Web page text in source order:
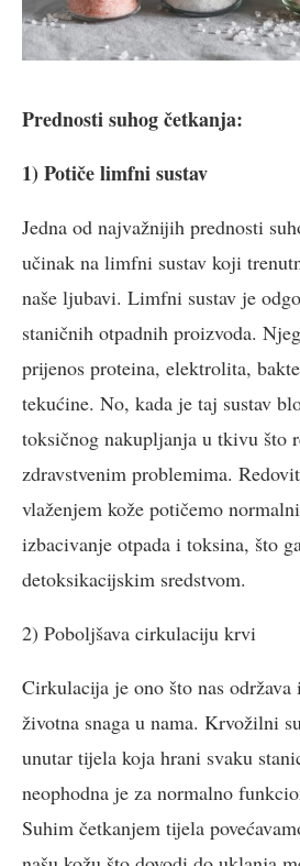
Prednosti suhog četkanja:
1) Potiče limfni sustav
Jedna od najvažnijih prednosti
učinak na limfni sustav koji
naše ljubavi. Limfni sustav je
staničnih otpadnih proizvoda.
prijenos proteina, elektrolita,
tekućine. No, kada je taj sustav
toksičnog nakupljanja u tkivu što
zdravstvenim problemima.
vlaženjem kože potičemo
izbacivanje otpada i toksina, što
detoksikacijskim sredstvom.
2) Poboljšava cirkulaciju krvi
Cirkulacija je ono što nas
životna snaga u nama. Krvožilni
unutar tijela koja hrani svaku
neophodna je za normalno
Suhim četkanjem tijela